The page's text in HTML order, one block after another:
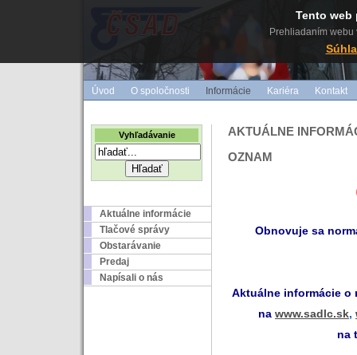
Úvod O spoločnosti Informácie Kariéra Kontakt
Vyhľadávanie
Aktuálne informácie
Tlačové správy
Obstarávanie
Predaj
Napísali o nás
AKTUÁLNE
OZNAM
Obnovuje sa
Aktuálne informácie o
na www.sadlc.sk,
na
Tento web
Prehliadaním